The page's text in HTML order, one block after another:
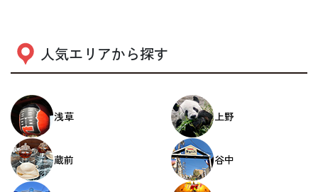
人気エリアから探す
浅草 上野
蔵前 谷中